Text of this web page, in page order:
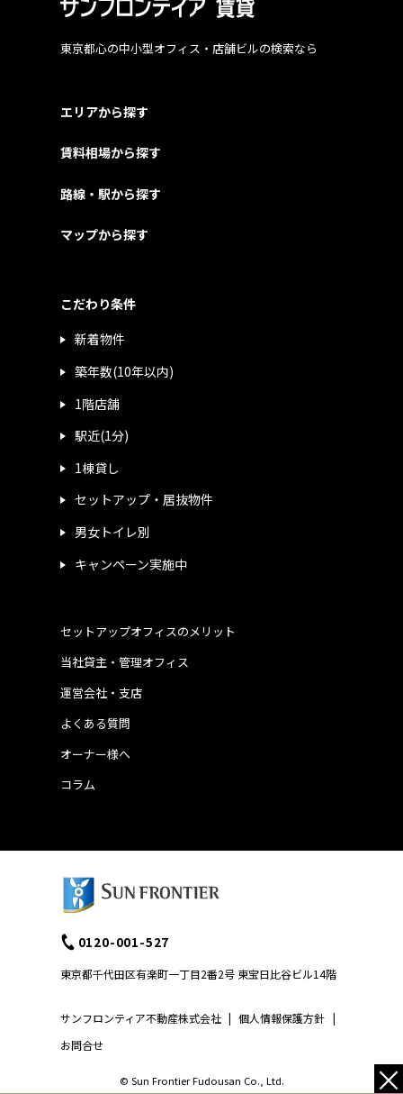
東京都心の中小型オフィス・店舗ビルの検索なら
エリアから探す
賃料相場から探す
路線・駅から探す
マップから探す
こだわり条件
新着物件
築年数(10年以内)
1階店舗
駅近(1分)
1棟貸し
セットアップ・居抜物件
男女トイレ別
キャンペーン実施中
運営会社・支店
よくある質問
当社貸主・管理オフィス
オーナー様へ
コラム
セットアップオフィスのメリット
サンフロンティア不動産株式会社 | 個人情報保護方針 |
お問合せ
0120-001-527
東京都千代田区有楽町一丁目2番2号 東宝日比谷ビル14階
© Sun Frontier Fudousan Co., Ltd. ×